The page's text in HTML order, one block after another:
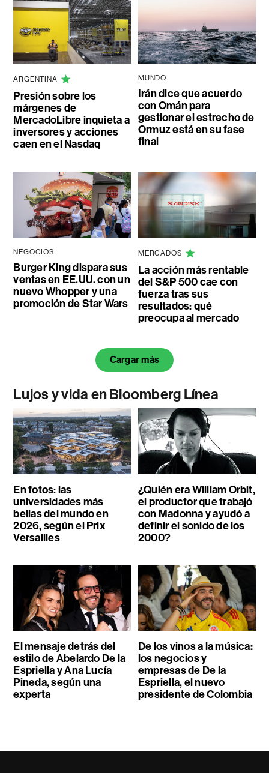
ARGENTINA
Presión sobre los
márgenes de
MercadoLibre inquieta a
inversores y acciones
caen en el Nasdaq
MUNDO
Irán dice que acuerdo
con Omán para
gestionar el estrecho de
Ormuz está en su fase
final
NEGOCIOS
Burger King dispara sus
ventas en EE.UU. con un
nuevo Whopper y una
promoción de Star Wars
MERCADOS
La acción más rentable
del S&P 500 cae con
fuerza tras sus
resultados: qué
preocupa al mercado
Cargar más
Lujos y vida en Bloomberg Línea
En fotos: las
universidades más
bellas del mundo en
2026, según el Prix
Versailles
¿Quién era William Orbit,
el productor que trabajó
con Madonna y ayudó a
definir el sonido de los
2000?
El mensaje detrás del
estilo de Abelardo De la
Espriella y Ana Lucía
Pineda, según una
experta
De los vinos a la música:
los negocios y
empresas de De la
Espriella, el nuevo
presidente de Colombia